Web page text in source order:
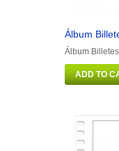
Álbum
Álbum
ADD TO